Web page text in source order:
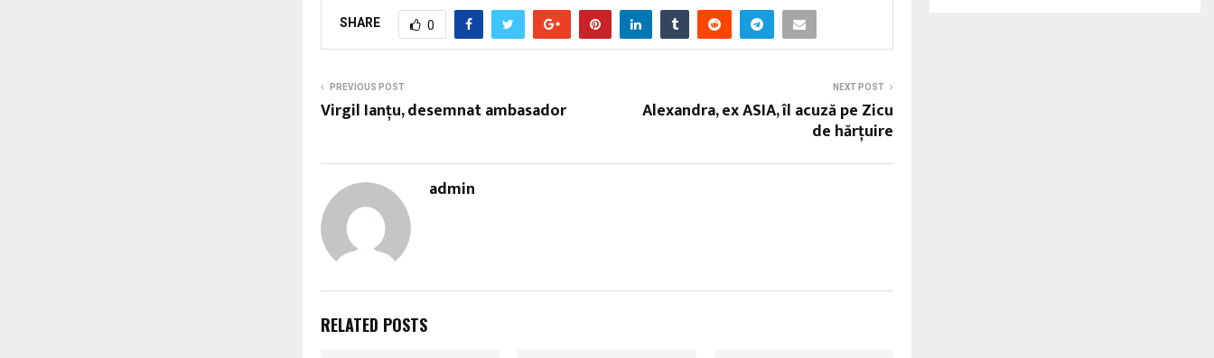
SHARE 0
PREVIOUS POST
Virgil Ianţu, desemnat ambasador
NEXT POST
Alexandra, ex ASIA, îl acuză pe Zicu
de hărţuire
admin
RELATED POSTS